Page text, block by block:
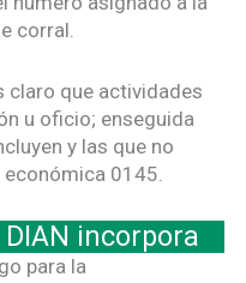
corral.
claro que actividades
u oficio; enseguida
y las que no
0145.
DIAN incorpora
para la